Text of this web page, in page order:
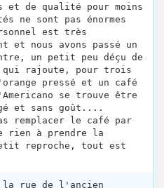
et de qualité pour moins
ne sont pas énormes
est très
et nous avons passé un
un petit peu déçu de
qui rajoute, pour trois
pressé et un café
se trouve être
et sans goût....
remplacer le café par
rien à prendre la
reproche, tout est
la rue de l'ancien